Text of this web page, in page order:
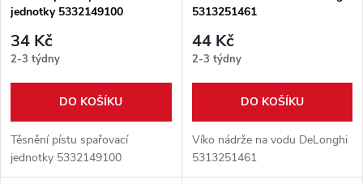
jednotky 5332149100
34 Kč
2-3 týdny
DO KOŠÍKU
Těsnění pístu spařovací
jednotky 5332149100
5313251461
44 Kč
2-3 týdny
DO KOŠÍKU
Víko nádrže na vodu DeLonghi
5313251461